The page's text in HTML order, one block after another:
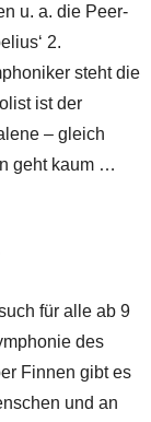
u. a. die Peer-
2.
steht die
ist der
– gleich
geht kaum …
für alle ab 9
des
Finnen gibt es
und an